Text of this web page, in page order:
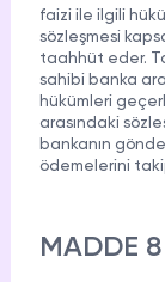
faizi ile ilgili
sözleşmesi
taahhüt eder.
sahibi banka
hükümleri
arasındaki
bankanın
ödemelerini
MADDE